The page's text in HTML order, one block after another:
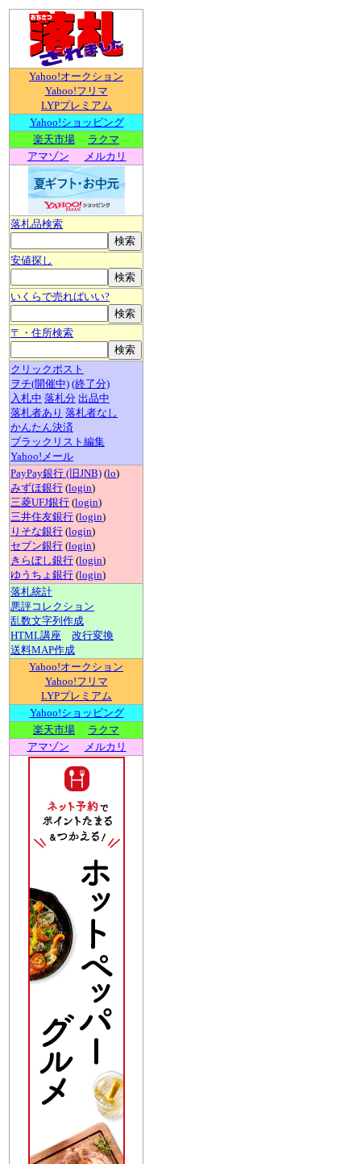
Yahoo!オークション
Yahoo!フリマ
LYPプレミアム
Yahoo!ショッピング
楽天市場
ラクマ
アマゾン
メルカリ
落札品検索
安値探し
いくらで売ればいい?
〒・住所検索
クリックポスト
ヲチ(開催中) (終了分)
入札中 落札分 出品中
落札者あり 落札者なし
かんたん決済
ブラックリスト編集
Yahoo!メール
PayPay銀行 (旧JNB) (lo)
みずほ銀行 (login)
三菱UFJ銀行 (login)
三井住友銀行 (login)
りそな銀行 (login)
セブン銀行 (login)
きらぼし銀行 (login)
ゆうちょ銀行 (login)
落札統計
悪評コレクション
乱数文字列作成
HTML講座
改行変換
送料MAP作成
Yahoo!オークション
Yahoo!フリマ
LYPプレミアム
Yahoo!ショッピング
楽天市場
ラクマ
アマゾン
メルカリ